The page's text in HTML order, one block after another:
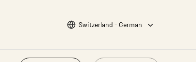
Sprache wählen
Switzerland - German